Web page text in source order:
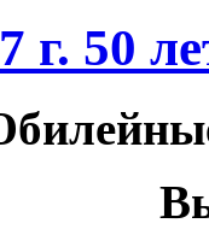
г. 50